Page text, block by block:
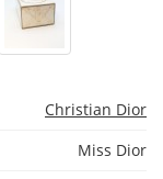
Christian Dior
Miss Dior